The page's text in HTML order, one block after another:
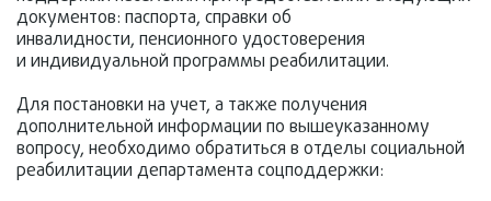
документов: паспорта, справки об
инвалидности, пенсионного удостоверения
и индивидуальной программы реабилитации.
Для постановки на учет, а также получения
дополнительной информации по вышеуказанному
вопросу, необходимо обратиться в отделы социальной
реабилитации департамента соцподдержки: